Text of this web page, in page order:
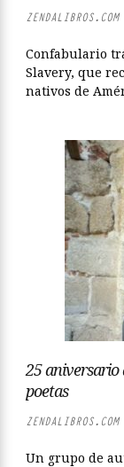
ZENDALIBROS.COM
Confabulario
Slavery, que
nativos de
25 aniversario
poetas
ZENDALIBROS.COM
Un grupo de